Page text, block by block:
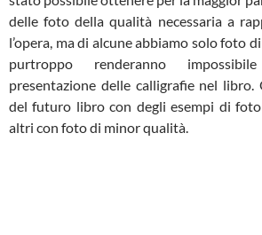
delle foto della qualità necessaria a
l’opera, ma di alcune abbiamo solo foto
purtroppo renderanno
presentazione delle calligrafie nel
del futuro libro con degli esempi di
altri con foto di minor qualità.